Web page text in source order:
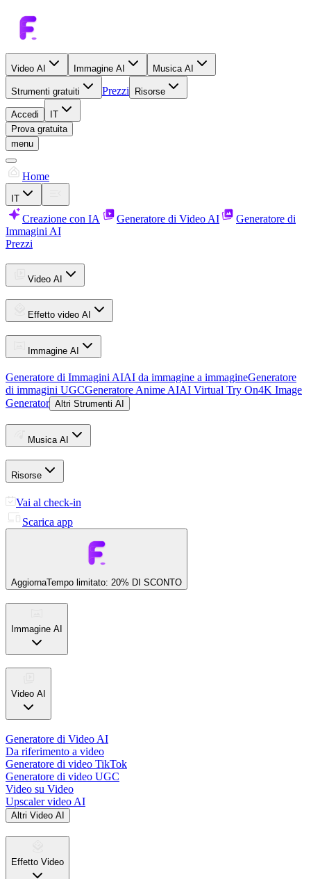
Video AI Immagine AI Musica AI
Strumenti gratuiti Prezzi Risorse
Accedi
IT
Prova gratuita
menu
Home
IT
Creazione con IA Generatore di Video AI
Generatore di
Immagini AI
Prezzi
Video AI
Effetto video AI
Immagine AI
Generatore di Immagini AIAI da immagine a immagineGeneratore
di immagini UGCGeneratore Anime AIAI Virtual Try On4K Image
Generator Altri Strumenti AI
Musica AI
Risorse
Vai al check-in
Scarica app
AggiornaTempo limitato: 20% DI SCONTO
Immagine AI
Video AI
Generatore di Video AI
Da riferimento a video
Generatore di video TikTok
Generatore di video UGC
Video su Video
Upscaler video AI
Altri Video AI
Effetto Video